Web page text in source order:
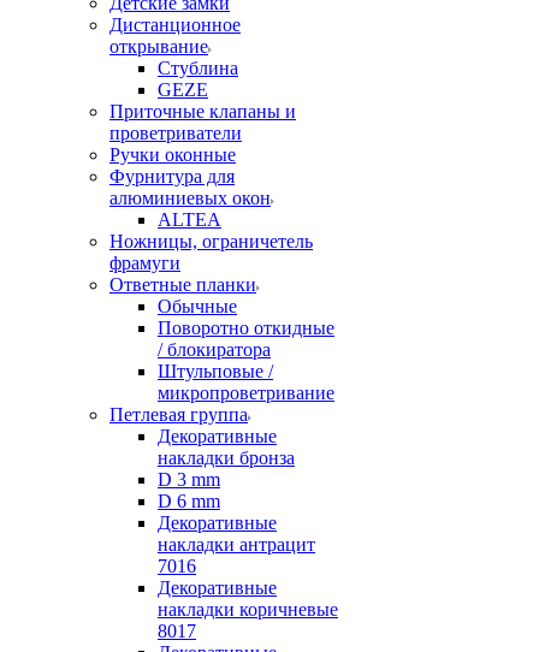
Дистанционное
открывание
Стублина
GEZE
Приточные клапаны и
проветриватели
Ручки оконные
Фурнитура для
алюминиевых окон
ALTEA
Ножницы, ограничетель
фрамуги
Ответные планки
Обычные
Поворотно откидные
/ блокиратора
Штульповые /
микропроветривание
Петлевая группа
Декоративные
накладки бронза
D 3 mm
D 6 mm
Декоративные
накладки антрацит
7016
Декоративные
накладки коричневые
8017